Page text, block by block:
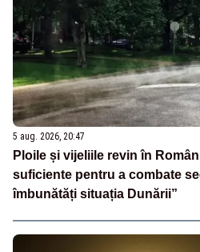
5 aug. 2026, 20:47
Ploile și vijeliile revin în
suficiente pentru a combate
îmbunătăți situația Dunării”